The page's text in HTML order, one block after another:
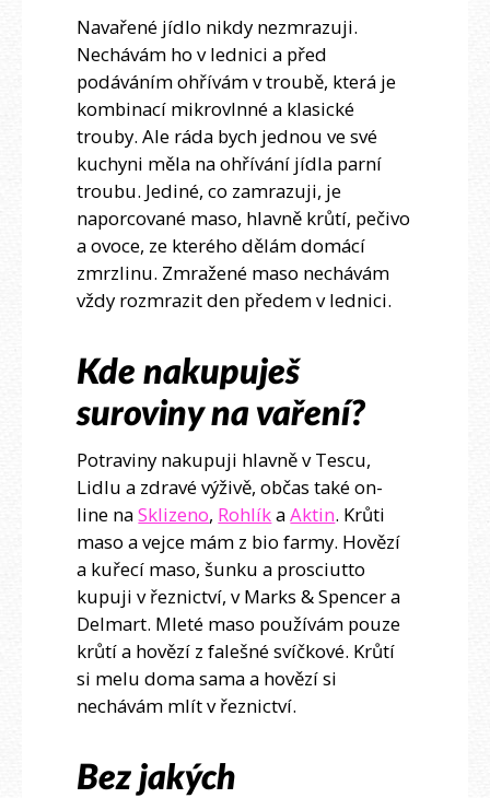
Navařené jídlo nikdy nezmrazuji.
Nechávám ho v lednici a před
podáváním ohřívám v troubě, která je
kombinací mikrovlnné a klasické
trouby. Ale ráda bych jednou ve své
kuchyni měla na ohřívání jídla parní
troubu. Jediné, co zamrazuji, je
naporcované maso, hlavně krůtí, pečivo
a ovoce, ze kterého dělám domácí
zmrzlinu. Zmražené maso nechávám
vždy rozmrazit den předem v lednici.
Kde nakupuješ
suroviny na vaření?
Potraviny nakupuji hlavně v Tescu,
Lidlu a zdravé výživě, občas také on-
line naSklizeno, RohlíkaAktin. Krůti
maso a vejce mám z bio farmy. Hovězí
a kuřecí maso, šunku a prosciutto
kupuji v řeznictví, v Marks & Spencer a
Delmart. Mleté maso používám pouze
krůtí a hovězí z falešné svíčkové. Krůtí
si melu doma sama a hovězí si
nechávám mlít v řeznictví.
Bez jakých